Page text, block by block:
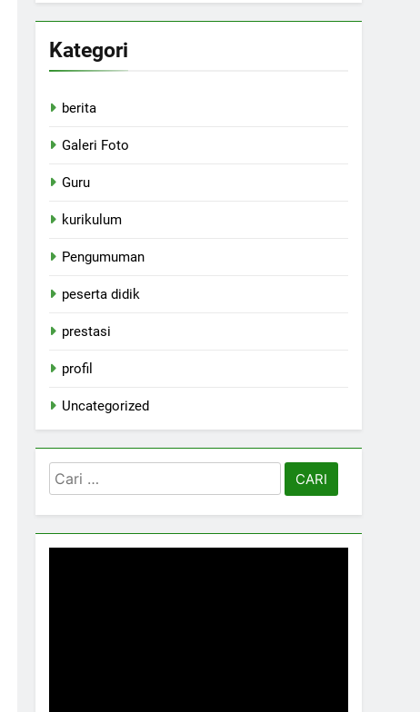
Kategori
berita
Galeri Foto
Guru
kurikulum
Pengumuman
peserta didik
prestasi
profil
Uncategorized
Cari
untuk: